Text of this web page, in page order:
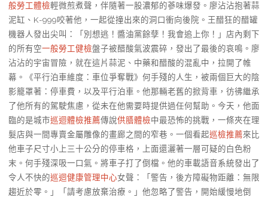
般勞工體檢輕微煎煮聲，伴隨著一股濃郁的蔘味爆發。廖沾沾抱著蒜
泥缸、K-999咬著他，一起從撞出來的洞口衝向後院。王醋狂的醋罐
機器人發出尖叫：「別想逃！醬油黨餘孽！我會追上你！」店內剩下
的所有空一般勞工健檢盤子被醋酸氣波震碎，發出了最後的哀鳴。廖
沾沾的宇宙冒險，就在這片蒜泥、中藥和醋酸的混亂中，拉開了帷
幕。《平行泊車維度：車位爭奪戰》何手殘的人生，被兩個巨大的陰
影籠罩著：停車費，以及平行泊車。他那輛老舊的掀背車，彷彿繼承
了他所有的駕駛焦慮，從未在他需要時提供過任何幫助。今天，他面
臨的是城市巡迴體檢推薦傳說供膳體檢中最恐怖的挑戰，一條夾在理
髮店與一間專賣金屬雕像的畫廊之間的窄巷。一個看起巡檢推薦來比
他車子尺寸小上三十公分的停車格，上面還灑著一層可疑的白色粉
末。何手殘深吸一口氣。將車子打了倒檔。他的車載語音系統發出了
令人不快的巡迴健康管理中心女聲：「警告，後方障礙物距離：無限
趨近於零。」「請考慮放棄治療。」他忽略了警告，開始緩慢地倒